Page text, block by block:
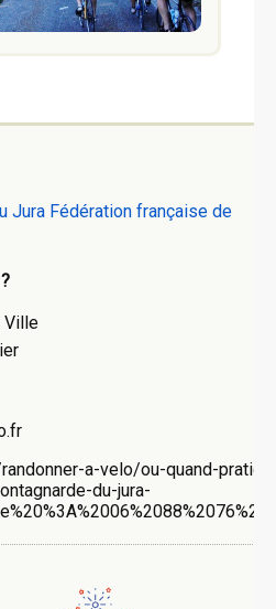
Jura Fédération française de
Ville
a-velo/ou-quand-
du-jura-